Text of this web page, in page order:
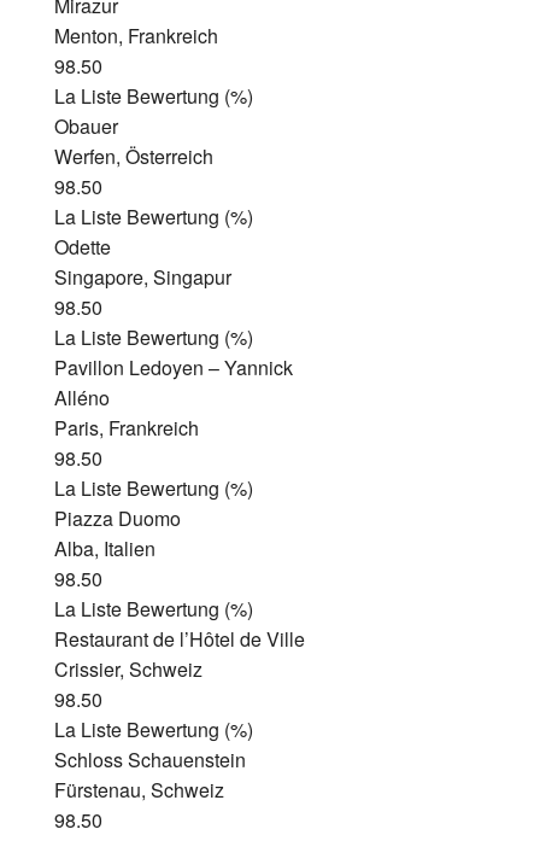
Mirazur
Menton, Frankreich
98.50
La Liste Bewertung (%)
Obauer
Werfen, Österreich
98.50
La Liste Bewertung (%)
Odette
Singapore, Singapur
98.50
La Liste Bewertung (%)
Pavillon Ledoyen – Yannick
Alléno
Paris, Frankreich
98.50
La Liste Bewertung (%)
Piazza Duomo
Alba, Italien
98.50
La Liste Bewertung (%)
Restaurant de l’Hôtel de Ville
Crissier, Schweiz
98.50
La Liste Bewertung (%)
Schloss Schauenstein
Fürstenau, Schweiz
98.50